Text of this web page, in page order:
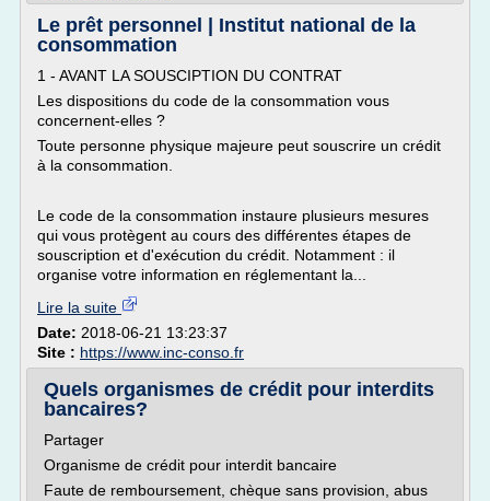
Le prêt personnel | Institut national de la
consommation
1 - AVANT LA SOUSCIPTION DU CONTRAT
Les dispositions du code de la consommation vous
concernent-elles ?
Toute personne physique majeure peut souscrire un crédit
à la consommation.
Le code de la consommation instaure plusieurs mesures
qui vous protègent au cours des différentes étapes de
souscription et d'exécution du crédit. Notamment : il
organise votre information en réglementant la...
Lire la suite
Date: 2018-06-21 13:23:37
Site : https://www.inc-conso.fr
Quels organismes de crédit pour interdits
bancaires?
Partager
Organisme de crédit pour interdit bancaire
Faute de remboursement, chèque sans provision, abus